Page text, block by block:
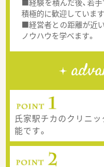
積極的に歓迎しています
■経営者との距離が近
ノウハウを学べます。
氏家駅チカのクリニ
能です。